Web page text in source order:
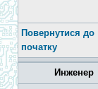
Повернутися до
початку
Инженер